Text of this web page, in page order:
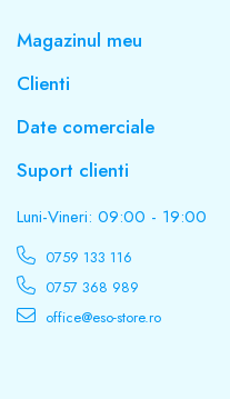
Magazinul meu
Clienti
Date comerciale
Suport clienti
Luni-Vineri: 09:00 - 19:00
0759 133 116
0757 368 989
office@eso-store.ro